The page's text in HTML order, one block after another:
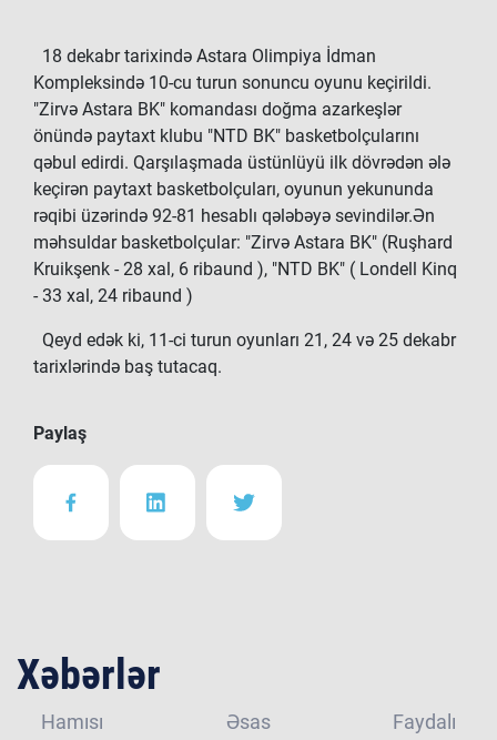
18 dekabr tarixində Astara Olimpiya İdman
Kompleksində 10-cu turun sonuncu oyunu keçirildi.
"Zirvə Astara BK" komandası doğma azarkeşlər
önündə paytaxt klubu "NTD BK" basketbolçularını
qəbul edirdi. Qarşılaşmada üstünlüyü ilk dövrədən ələ
keçirən paytaxt basketbolçuları, oyunun yekununda
rəqibi üzərində 92-81 hesablı qələbəyə sevindilər.Ən
məhsuldar basketbolçular: "Zirvə Astara BK" (Ruşhard
Kruikşenk - 28 xal, 6 ribaund ), "NTD BK" ( Londell Kinq
- 33 xal, 24 ribaund )
Qeyd edək ki, 11-ci turun oyunları 21, 24 və 25 dekabr
tarixlərində baş tutacaq.
Paylaş
Xəbərlər
Hamısı Əsas Faydalı